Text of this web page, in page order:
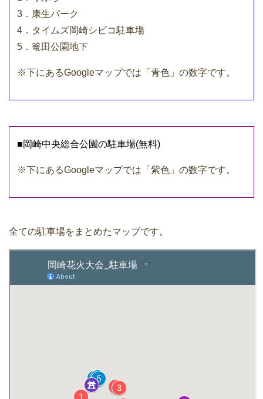
3．康生パーク
4．タイムズ岡崎シビコ駐車場
5．篭田公園地下
※下にあるGoogleマップでは「青色」の数字です。
■岡崎中央総合公園の駐車場(無料)
※下にあるGoogleマップでは「紫色」の数字です。
全ての駐車場をまとめたマップです。